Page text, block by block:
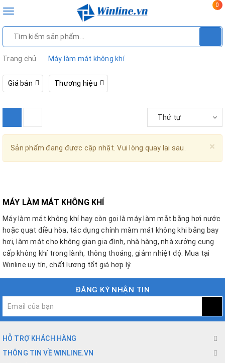
Toggle
0
Trang chủ Máy làm mát không khí
Giá bán Thương hiệu
Thứ tự
×
Sản phẩm đang được cập nhật. Vui lòng quay lại sau.
MÁY LÀM MÁT KHÔNG KHÍ
Máy làm mát không khí hay còn gọi là máy làm mắt bằng hơi nước
hoặc quạt điều hòa, tác dụng chính màm mát không khi bằng bay
hơi, làm mát cho không gian gia đình, nhà hàng, nhà xưởng cung
cấp không khí trong lành, thông thoáng, giảm nhiệt độ. Mua tại
Winline uy tín, chất lượng tốt giá hợp lý.
ĐĂNG KÝ NHẬN TIN
HỖ TRỢ KHÁCH HÀNG
THÔNG TIN VỀ WINLINE.VN